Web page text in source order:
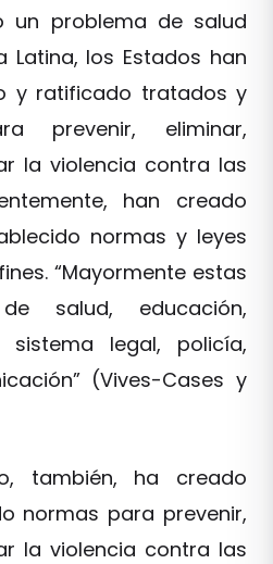
un problema de salud
Latina, los Estados han
y ratificado tratados y
prevenir, eliminar,
la violencia contra las
han creado
normas y leyes
“Mayormente estas
salud, educación,
sistema legal, policía,
(Vives-Cases y
también, ha creado
normas para prevenir,
la violencia contra las